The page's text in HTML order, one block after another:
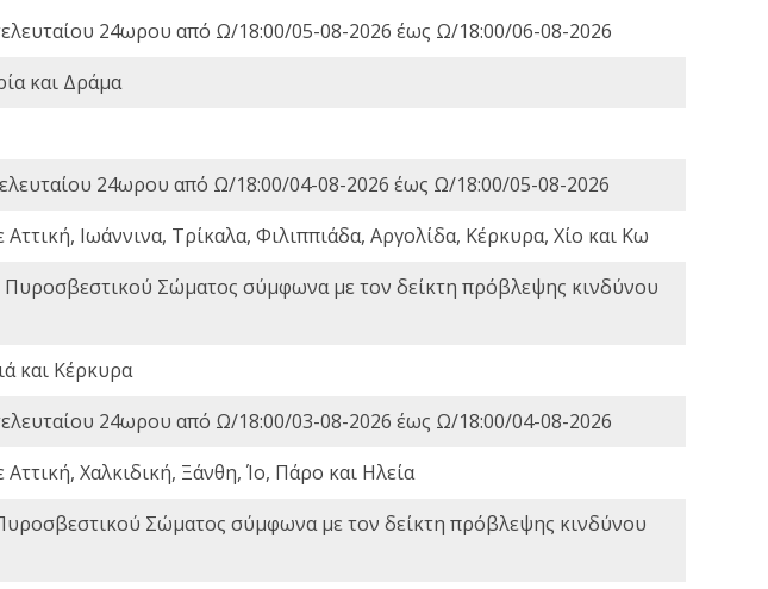
24ωρου από Ω/18:00/05-08-2026 έως Ω/18:00/06-08-2026
και Δράμα
24ωρου από Ω/18:00/04-08-2026 έως Ω/18:00/05-08-2026
Ιωάννινα, Τρίκαλα, Φιλιππιάδα, Αργολίδα, Κέρκυρα, Χίο και Κω
Πυροσβεστικού Σώματος σύμφωνα με τον δείκτη πρόβλεψης κινδύνου
και Κέρκυρα
24ωρου από Ω/18:00/03-08-2026 έως Ω/18:00/04-08-2026
Χαλκιδική, Ξάνθη, Ίο, Πάρο και Ηλεία
Σώματος σύμφωνα με τον δείκτη πρόβλεψης κινδύνου